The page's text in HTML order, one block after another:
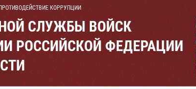
КОРРУПЦИИ
СЛУЖБЫ ВОЙСК
РОССИЙСКОЙ ФЕДЕРАЦИИ